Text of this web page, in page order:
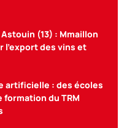
(13) : Mmaillon
des vins et
artificielle : des écoles
du TRM